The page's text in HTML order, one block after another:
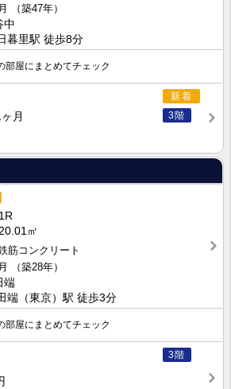
（築47年）
中
暮里駅 徒歩8分
部屋にまとめてチェック
新着
3階
月
1R
20.01㎡
筋コンクリート
（築28年）
端
端（東京）駅 徒歩3分
部屋にまとめてチェック
3階